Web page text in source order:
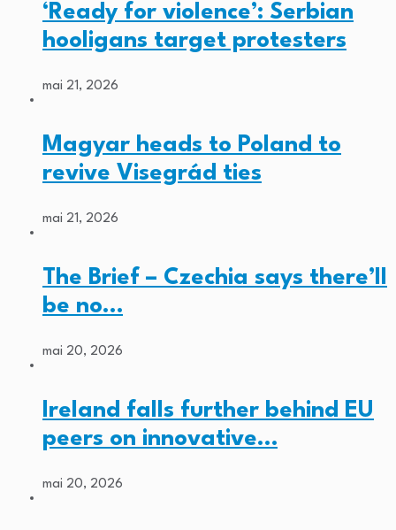
‘Ready for violence’: Serbian
hooligans target protesters
mai 21, 2026
Magyar heads to Poland to
revive Visegrád ties
mai 21, 2026
The Brief – Czechia says there’ll
be no…
mai 20, 2026
Ireland falls further behind EU
peers on innovative…
mai 20, 2026